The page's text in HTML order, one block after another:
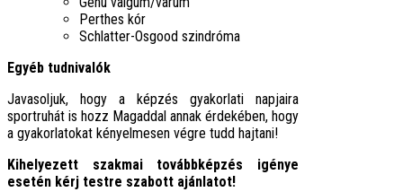
Perthes kór
Schlatter-Osgood szindróma
Egyéb tudnivalók
Javasoljuk, hogy a képzés gyakorlati napjaira
sportruhát is hozz Magaddal annak érdekében, hogy
a gyakorlatokat kényelmesen végre tudd hajtani!
Kihelyezett szakmai továbbképzés igénye
esetén kérj testre szabott ajánlatot!